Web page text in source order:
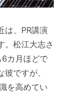
は、PR講演
。松江大志さ
カ月ほどで
ですが、
を高めてい